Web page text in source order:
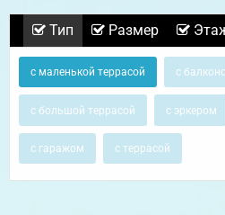
Тип Размер
с маленькой террасой с
с большой террасой с эркером
с гаражом с террасой